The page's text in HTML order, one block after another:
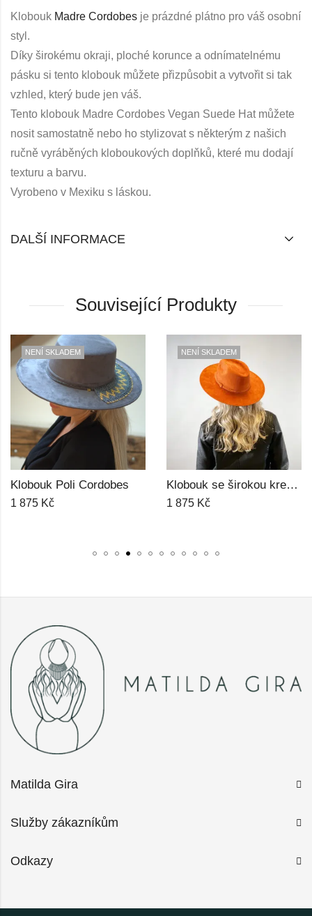
Klobouk Madre Cordobes je prázdné plátno pro váš osobní
styl.
Díky širokému okraji, ploché korunce a odnímatelnému
pásku si tento klobouk můžete přizpůsobit a vytvořit si tak
vzhled, který bude jen váš.
Tento klobouk Madre Cordobes Vegan Suede Hat můžete
nosit samostatně nebo ho stylizovat s některým z našich
ručně vyráběných kloboukových doplňků, které mu dodají
texturu a barvu.
Vyrobeno v Mexiku s láskou.
DALŠÍ INFORMACE
Související Produkty
NENÍ SKLADEM
Klobouk Poli Cordobes
1 875 Kč
NENÍ SKLADEM
Klobouk se širokou krempou Tía Indiana
1 875 Kč
Matilda Gira
Služby zákazníkům
Odkazy